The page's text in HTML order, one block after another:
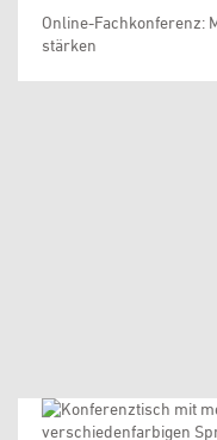
Online-Fachkonferenz:
stärken